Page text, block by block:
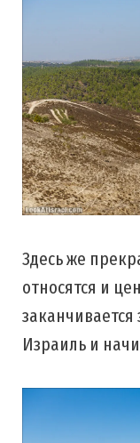
Здесь же
относятся и
заканчивается
Израиль и